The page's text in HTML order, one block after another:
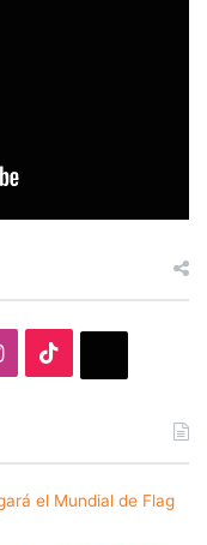
Instagram
el Mundial de Flag